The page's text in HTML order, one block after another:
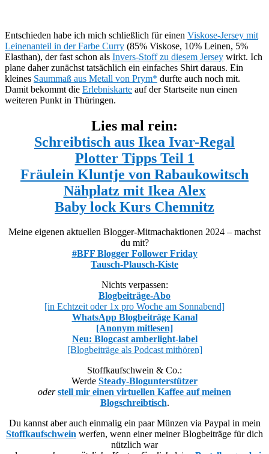
Entschieden habe ich mich schließlich für einen Viskose-Jersey mit
Leinenanteil in der Farbe Curry (85% Viskose, 10% Leinen, 5%
Elasthan), der fast schon als Invers-Stoff zu diesem Jersey wirkt. Ich
plane daher zunächst tatsächlich ein einfaches Shirt daraus. Ein
kleines Saummaß aus Metall von Prym* durfte auch noch mit.
Damit bekommt die Erlebniskarte auf der Startseite nun einen
weiteren Punkt in Thüringen.
Lies mal rein:
Schreibtisch aus Ikea Ivar-Regal
Plotter Tipps Teil 1
Fräulein Kluntje von Rabaukowitsch
Nähplatz mit Ikea Alex
Baby lock Kurs Chemnitz
Meine eigenen aktuellen Blogger-Mitmachaktionen 2024 – machst
du mit?
#BFF Blogger Follower Friday
Tausch-Plausch-Kiste
Nichts verpassen:
Blogbeiträge-Abo
[in Echtzeit oder 1x pro Woche am Sonnabend]
WhatsApp Blogbeiträge Kanal
[Anonym mitlesen]
Neu: Blogcast amberlight-label
[Blogbeiträge als Podcast mithören]
Stoffkaufschwein & Co.:
Werde Steady-Blogunterstützer
oder stell mir einen virtuellen Kaffee auf meinen
Blogschreibtisch.
Du kannst aber auch einmalig ein paar Münzen via Paypal in mein
Stoffkaufschwein werfen, wenn einer meiner Blogbeiträge für dich
nützlich war